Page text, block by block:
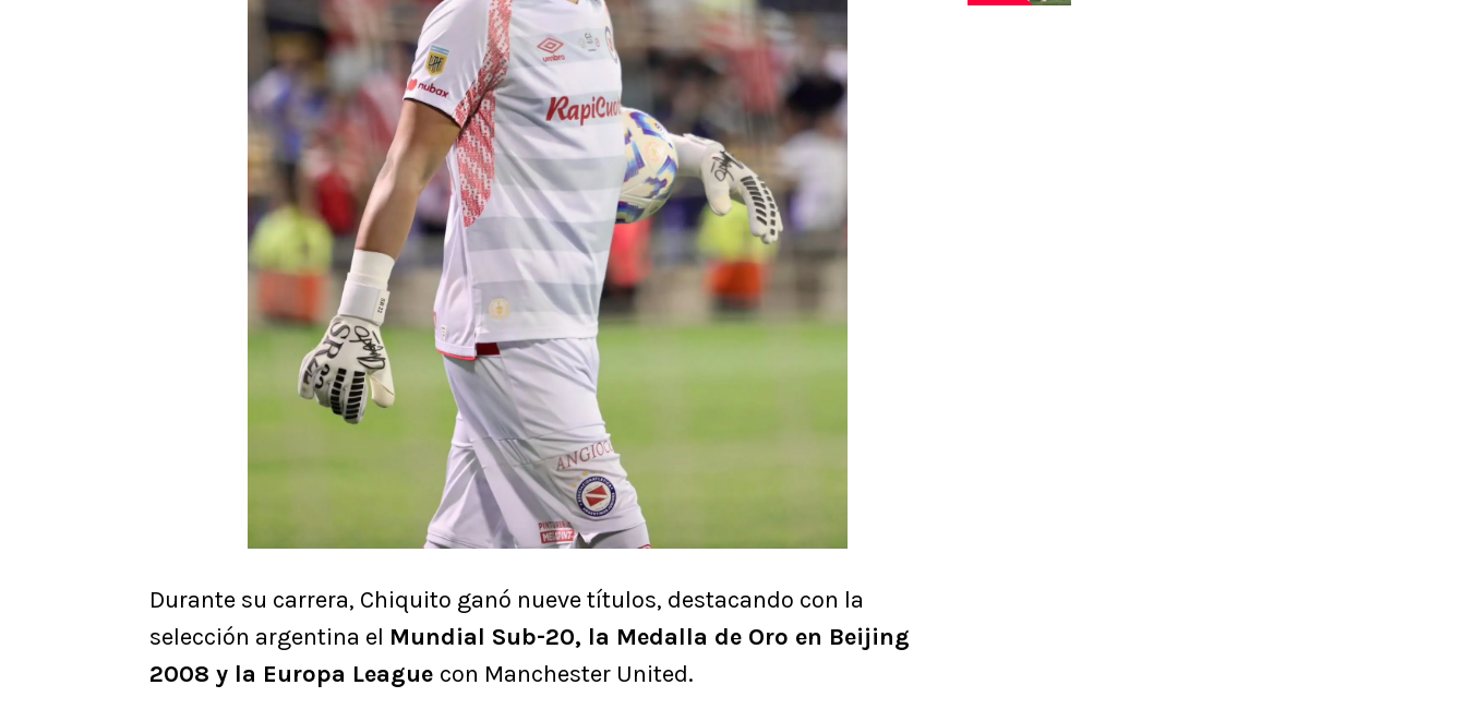
Durante su carrera, Chiquito ganó nueve títulos, destacando con la
selección argentina el Mundial Sub-20, la Medalla de Oro en Beijing
2008 y la Europa League con Manchester United.